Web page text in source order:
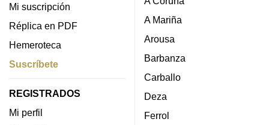
Mi suscripción
Réplica en PDF
Hemeroteca
Suscríbete
REGISTRADOS
Mi perfil
A Mariña
Arousa
Barbanza
Carballo
Deza
Ferrol